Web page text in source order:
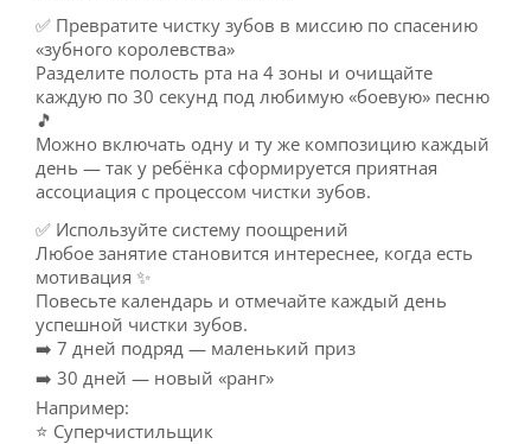
✅ Превратите чистку зубов в миссию по спасению
«зубного королевства»
Разделите полость рта на 4 зоны и очищайте
каждую по 30 секунд под любимую «боевую» песню
🎵
Можно включать одну и ту же композицию каждый
день — так у ребёнка сформируется приятная
ассоциация с процессом чистки зубов.
✅ Используйте систему поощрений
Любое занятие становится интереснее, когда есть
мотивация ✨
Повесьте календарь и отмечайте каждый день
успешной чистки зубов.
➡️ 7 дней подряд — маленький приз
➡️ 30 дней — новый «ранг»
Например:
⭐️ Суперчистильщик